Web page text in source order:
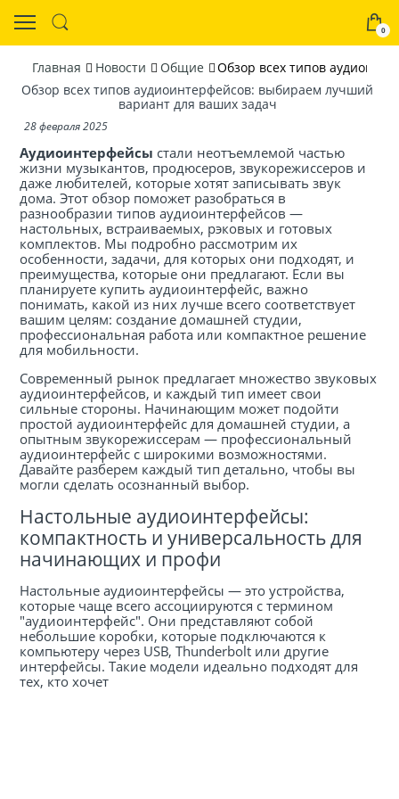
0
Главная Новости Общие
Обзор всех типов
Обзор всех типов аудиоинтерфейсов: выбираем лучший
вариант для ваших задач
28 февраля 2025
Аудиоинтерфейсы стали неотъемлемой частью
жизни музыкантов, продюсеров, звукорежиссеров и
даже любителей, которые хотят записывать звук
дома. Этот обзор поможет разобраться в
разнообразии типов аудиоинтерфейсов —
настольных, встраиваемых, рэковых и готовых
комплектов. Мы подробно рассмотрим их
особенности, задачи, для которых они подходят, и
преимущества, которые они предлагают. Если вы
планируете купить аудиоинтерфейс, важно
понимать, какой из них лучше всего соответствует
вашим целям: создание домашней студии,
профессиональная работа или компактное решение
для мобильности.
Современный рынок предлагает множество звуковых
аудиоинтерфейсов, и каждый тип имеет свои
сильные стороны. Начинающим может подойти
простой аудиоинтерфейс для домашней студии, а
опытным звукорежиссерам — профессиональный
аудиоинтерфейс с широкими возможностями.
Давайте разберем каждый тип детально, чтобы вы
могли сделать осознанный выбор.
Настольные аудиоинтерфейсы:
компактность и универсальность для
начинающих и профи
Настольные аудиоинтерфейсы — это устройства,
которые чаще всего ассоциируются с термином
"аудиоинтерфейс". Они представляют собой
небольшие коробки, которые подключаются к
компьютеру через USB, Thunderbolt или другие
интерфейсы. Такие модели идеально подходят для
тех, кто хочет